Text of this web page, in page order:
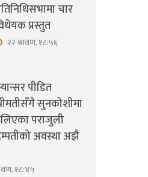
चार
प्रस्तुत
२२ श्रावण, १८:५६
पीडित
सुनकोशीमा
पराजुली
अवस्था अझै
१८:४५